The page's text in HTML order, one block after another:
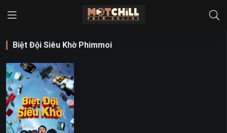
Biệt Đội Siêu Khờ Phimmoi